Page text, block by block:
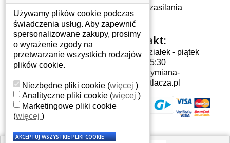
Częstymi objawami są pomijanie liter
czy wyświetlanie innych liter oraz
dublowanie tych samych znaków. W
przypadku podlicia klawisze nie
powrócą do pierwotnej pozycji. Albo
też uszkodzenie mechaniczne, np.
JAK TO DZIAŁA?
Klawiatura składa się z kilku
warstw folii, z których przewodzą
przewodzące warstwy.
Gdzie nas znajdziesz
Złącza zasilania
Twoje konto
Twoje konto
Dane osobowe
Adresy
Historia zamówień
Kontakt:
Poniedziałek - piątek
7:00 - 15:30
info@wymiana-
wyswietlacza.pl
Używamy plików cookie podczas
świadczenia usług. Aby zapewnić
spersonalizowane zakupy, prosimy
o wyrażenie zgody na
przetwarzanie wszystkich rodzajów
plików cookie.
Niezbędne pliki cookie (więcej )
Analityczne pliki cookie (więcej )
Marketingowe pliki cookie
(więcej )